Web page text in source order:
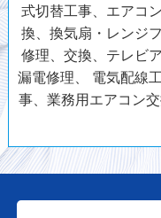
式切替工事、エアコ
換、換気扇・レンジ
修理、交換、テレビ
漏電修理、 電気配線
事、業務用エアコン